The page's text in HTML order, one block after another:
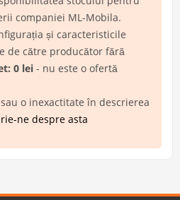
companiei ML-Mobila.
și caracteristicile
de către producător fără
0 lei - nu este o ofertă
o inexactitate în descrierea
ne despre asta